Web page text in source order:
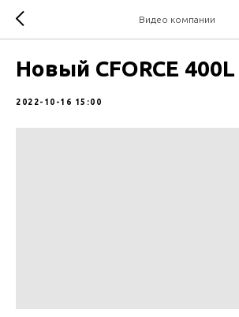
Видео компании
Новый CFORCE 400L
2022-10-16 15:00